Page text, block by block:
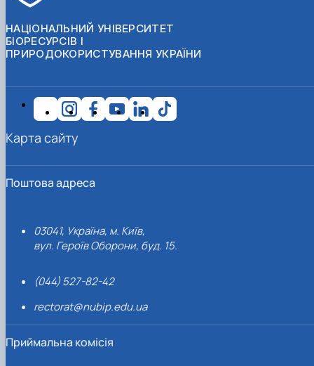
НАЦІОНАЛЬНИЙ УНІВЕРСИТЕТ
БІОРЕСУРСІВ І
ПРИРОДОКОРИСТУВАННЯ УКРАЇНИ
Поштова адреса
03041, Україна, м. Київ,
вул. Героїв Оборони, буд. 15.
(044) 527-82-42
rectorat@nubip.edu.ua
Приймальна комісія
Карта сайту